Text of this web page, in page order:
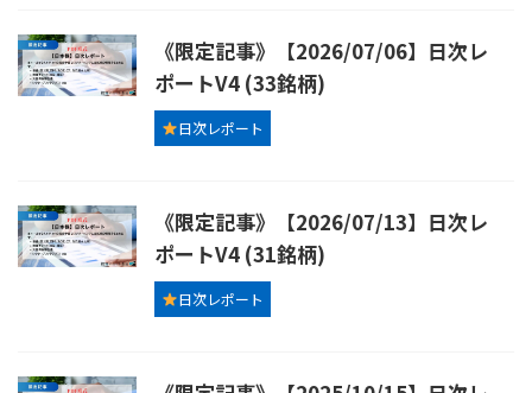
《限定記事》【2026/07/06】日次レ
ポートV4 (33銘柄)
日次レポート
《限定記事》【2026/07/13】日次レ
ポートV4 (31銘柄)
日次レポート